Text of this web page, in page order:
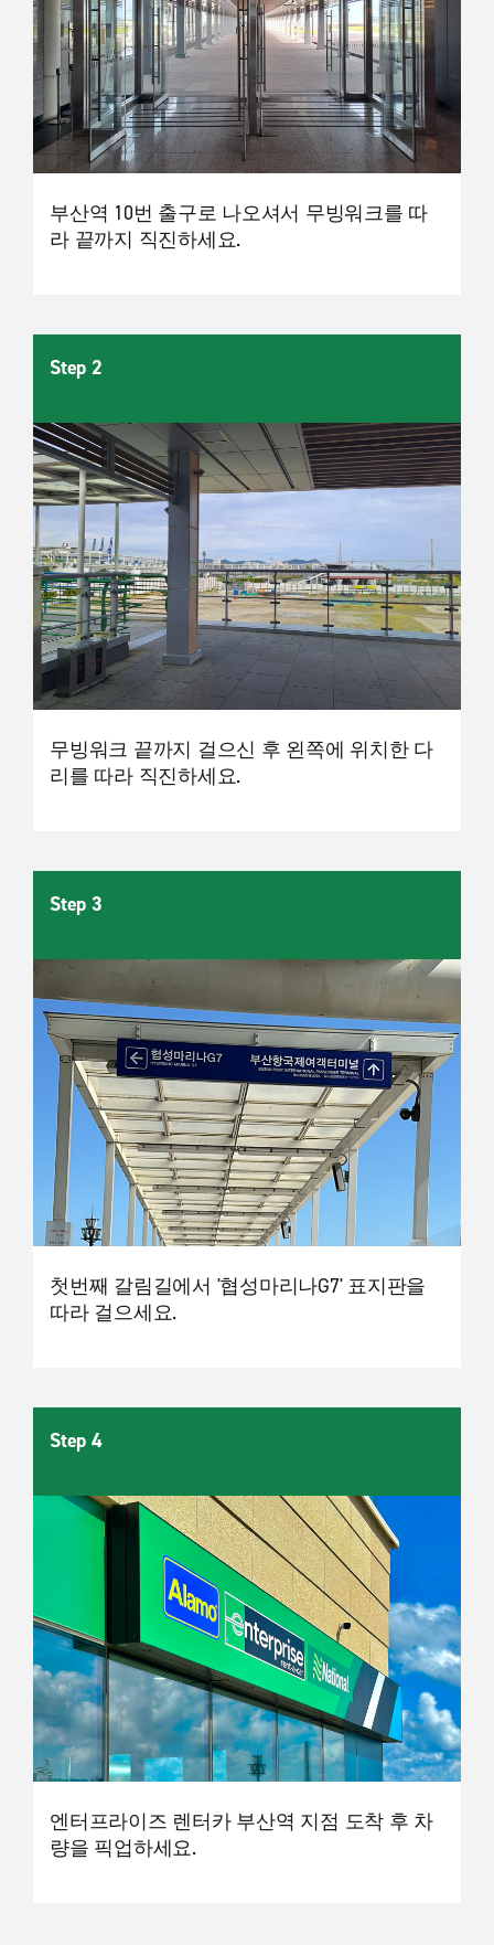
부산역 10번 출구로 나오셔서 무빙워크를 따
라 끝까지 직진하세요.
Step 2
무빙워크 끝까지 걸으신 후 왼쪽에 위치한 다
리를 따라 직진하세요.
Step 3
첫번째 갈림길에서 '협성마리나G7' 표지판을
따라 걸으세요.
Step 4
엔터프라이즈 렌터카 부산역 지점 도착 후 차
량을 픽업하세요.